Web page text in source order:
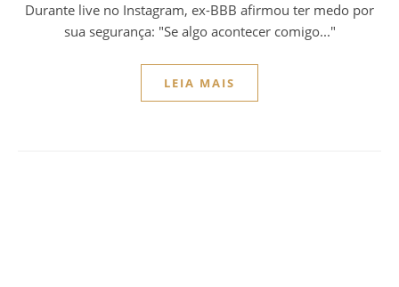
Durante live no Instagram, ex-BBB afirmou ter medo por
sua segurança: "Se algo acontecer comigo..."
LEIA MAIS